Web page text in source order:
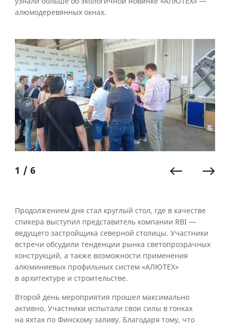
алюмодеревянных окнах.
1 / 6
Продолжением дня стал круглый стол, где в качестве
спикера выступил представитель компании RBI —
ведущего застройщика северной столицы. Участники
встречи обсудили тенденции рынка светопрозрачных
конструкций, а также возможности применения
алюминиевых профильных систем «АЛЮТЕХ»
в архитектуре и строительстве.
Второй день мероприятия прошел максимально
активно. Участники испытали свои силы в гонках
на яхтах по Финскому заливу. Благодаря тому, что